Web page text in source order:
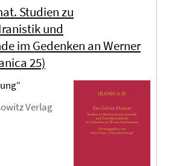
Studien zu
und
im Gedenken an Werner
25)
Verlag